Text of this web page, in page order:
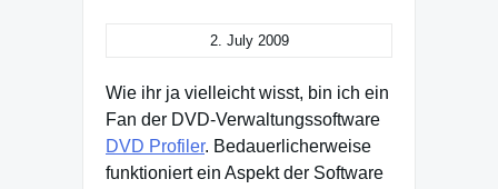
2. July 2009
Wie ihr ja vielleicht wisst, bin ich ein
Fan der DVD-Verwaltungssoftware
DVD Profiler. Bedauerlicherweise
funktioniert ein Aspekt der Software